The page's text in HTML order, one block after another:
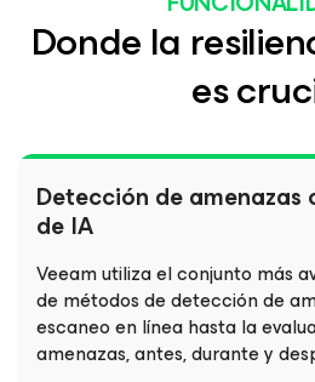
Donde la
es
Detección de
de IA
Veeam utiliza el conjunto más
de métodos de detección de
escaneo en línea hasta la
amenazas, antes, durante y